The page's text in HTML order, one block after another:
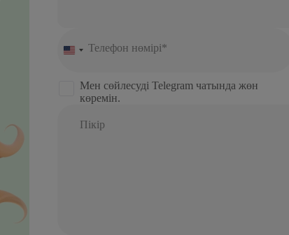
UnitedТелефон нөмірі*
Мен сөйлесуді Telegram чатында жөн
көремін.
Пікір